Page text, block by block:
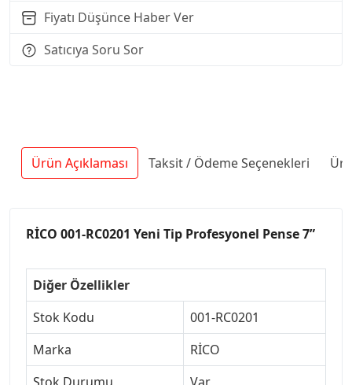
Fiyatı Düşünce Haber Ver
Satıcıya Soru Sor
Ürün Açıklaması Taksit / Ödeme Seçenekleri
RİCO 001-RC0201 Yeni Tip Profesyonel Pense 7”
Diğer Özellikler
Stok Kodu
001-RC0201
Marka
RİCO